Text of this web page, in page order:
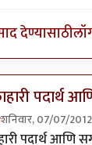
देण्यासाठी
पदार्थ
शनिवार, 07/07/2012
पदार्थ आणि